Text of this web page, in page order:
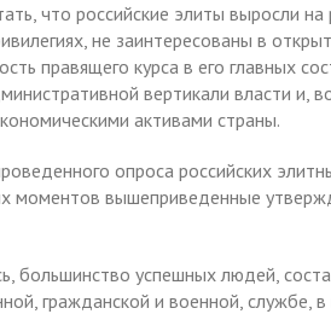
что российские элиты выросли
не заинтересованы в
правящего курса в его главных
вертикали власти и,
активами страны.
опроса российских
моментов вышеприведенные
большинство успешных людей,
гражданской и военной, службе,